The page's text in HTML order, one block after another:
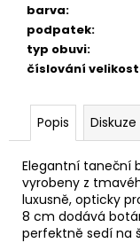
barva:
podpatek:
typ obuvi:
číslování
Popis Diskuze
Elegantní taneční
vyrobeny z
luxusně, opticky
8 cm dodává
perfektně sedí na